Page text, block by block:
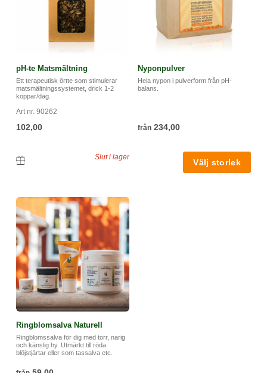
pH-te Matsmältning
Ett terapeutisk örtte som stimulerar
matsmältningssystemet, drick 1-2
koppar/dag.
Art nr. 90262
102,00
Slut i lager
Nyponpulver
Hela nypon i pulverform från pH-
balans.
från 234,00
Ringblomsalva Naturell
Ringblomssalva för dig med torr, narig
och känslig hy. Utmärkt till röda
blöjstjärtar eller som tassalva etc.